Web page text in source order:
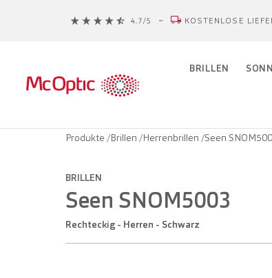
KOSTENLOSE
BRILLEN
Produkte /Brillen /Herrenbrillen /Seen
BRILLEN
Seen SNOM5003
Rechteckig - Herren - Schwarz